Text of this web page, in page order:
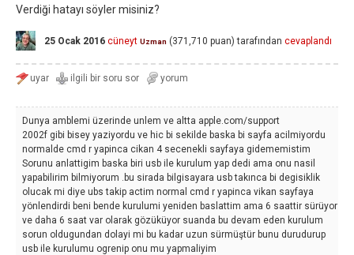
Verdiği hatayı söyler misiniz?
25 Ocak 2016 cüneyt Uzman (371,710 puan) tarafından cevaplandı
Dunya amblemi üzerinde unlem ve altta apple.com/support
2002f gibi bisey yaziyordu ve hic bi sekilde baska bi sayfa acilmiyordu
normalde cmd r yapinca cikan 4 secenekli sayfaya gidememistim
Sorunu anlattigim baska biri usb ile kurulum yap dedi ama onu nasil
yapabilirim bilmiyorum .bu sirada bilgisayara usb takınca bi degisiklik
olucak mi diye ubs takip actim normal cmd r yapinca vikan sayfaya
yönlendirdi beni bende kurulumi yeniden baslattim ama 6 saattir sürüyor
ve daha 6 saat var olarak gözüküyor suanda bu devam eden kurulum
sorun oldugundan dolayi mi bu kadar uzun sürmüştür bunu durudurup
usb ile kurulumu ogrenip onu mu yapmaliyim